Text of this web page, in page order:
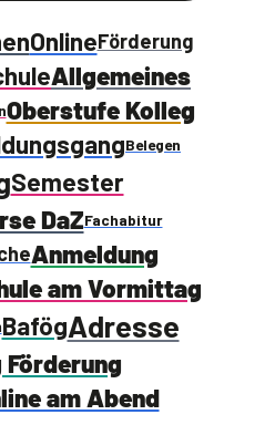
OnlineFörderung
Allgemeines
Oberstufe Kolleg
Belegen
Semester
DaZFachabitur
Anmeldung
am Vormittag
BafögAdresse
am Abend